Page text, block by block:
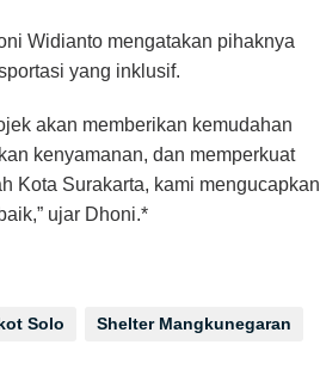
Widianto mengatakan pihaknya
yang inklusif.
akan memberikan kemudahan
kenyamanan, dan memperkuat
Kota Surakarta, kami mengucapkan
ujar Dhoni.*
Solo Shelter Mangkunegaran